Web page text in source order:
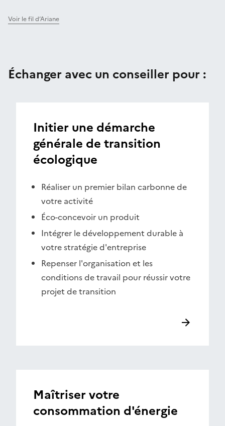
Voir le fil d’Ariane
Échanger avec un conseiller pour :
Initier une démarche
générale de transition
écologique
Réaliser un premier bilan carbonne de
votre activité
Éco-concevoir un produit
Intégrer le développement durable à
votre stratégie d'entreprise
Repenser l'organisation et les
conditions de travail pour réussir votre
projet de transition
Maîtriser votre
consommation d'énergie